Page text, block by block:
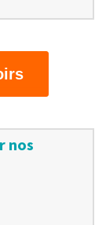
nos